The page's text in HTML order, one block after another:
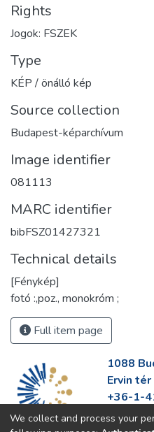
Rights
Jogok: FSZEK
Type
KÉP / önálló kép
Source collection
Budapest-képarchívum
Image identifier
081113
MARC identifier
bibFSZ01427321
Technical details
[Fénykép]
fotó :,poz., monokróm ;
Full item page
1088
Ervin tér
+36-1-
We collect and process your